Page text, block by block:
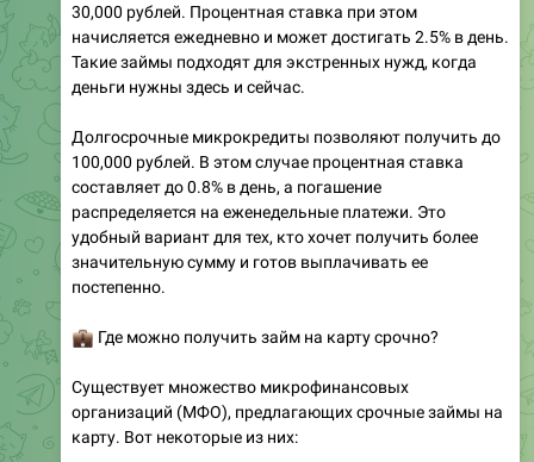
30,000 рублей. Процентная ставка при этом
начисляется ежедневно и может достигать 2.5% в день.
Такие займы подходят для экстренных нужд, когда
деньги нужны здесь и сейчас.
Долгосрочные микрокредиты позволяют получить до
100,000 рублей. В этом случае процентная ставка
составляет до 0.8% в день, а погашение
распределяется на еженедельные платежи. Это
удобный вариант для тех, кто хочет получить более
значительную сумму и готов выплачивать ее
постепенно.
Где можно получить займ на карту срочно?
Существует множество микрофинансовых
организаций (МФО), предлагающих срочные займы на
карту. Вот некоторые из них: